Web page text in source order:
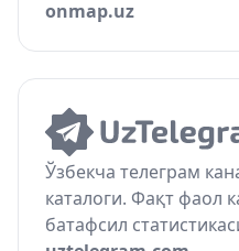
onmap.uz
Ўзбекча телеграм
каталоги. Фақт фаол
батафсил